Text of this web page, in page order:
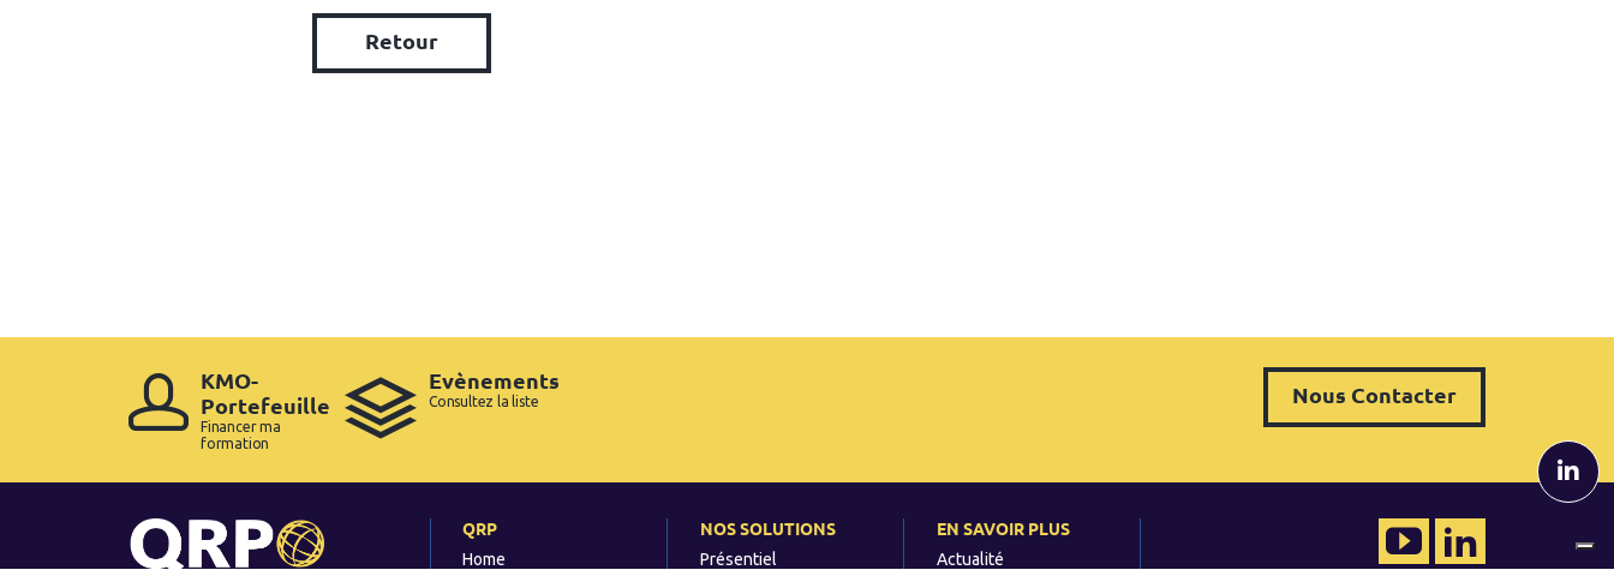
Retour
KMO-
Portefeuille
Financer ma
formation
Evènements
Consultez la liste Nous Contacter
QRP
Home
NOS SOLUTIONS
Présentiel
EN SAVOIR PLUS
Actualité